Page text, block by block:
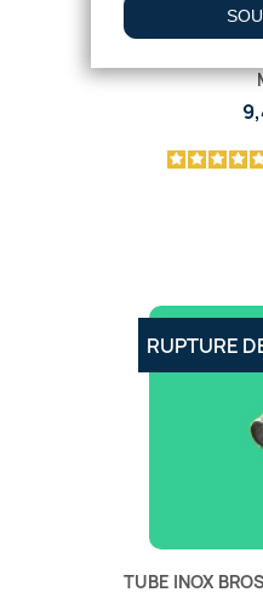
TUBE INOX
RUPTURE